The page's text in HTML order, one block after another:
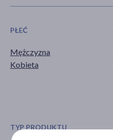
PŁEĆ
Mężczyzna
Kobieta
TYP PRODUKTU